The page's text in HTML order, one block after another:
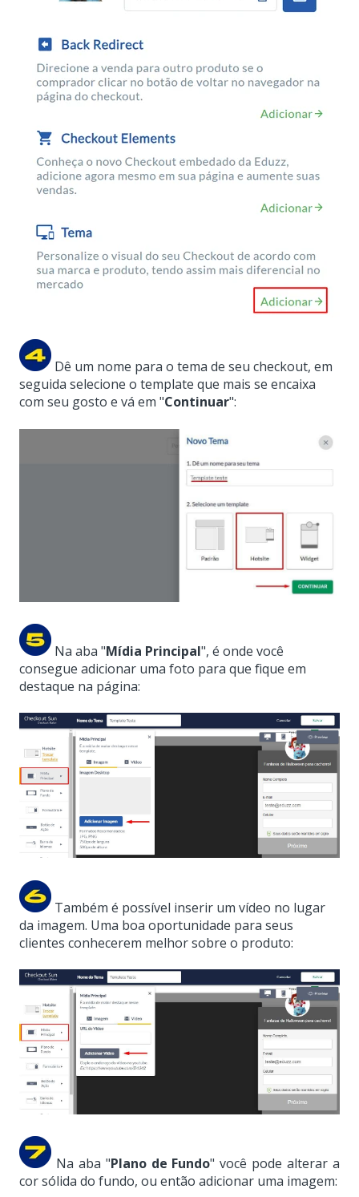
Dê um nome para o tema de seu checkout, em
seguida selecione o template que mais se encaixa
com seu gosto e vá em "Continuar":
Na aba "Mídia Principal", é onde você
consegue adicionar uma foto para que fique em
destaque na página:
Também é possível inserir um vídeo no lugar
da imagem. Uma boa oportunidade para seus
clientes conhecerem melhor sobre o produto:
Na aba "Plano de Fundo" você pode alterar a
cor sólida do fundo, ou então adicionar uma imagem: